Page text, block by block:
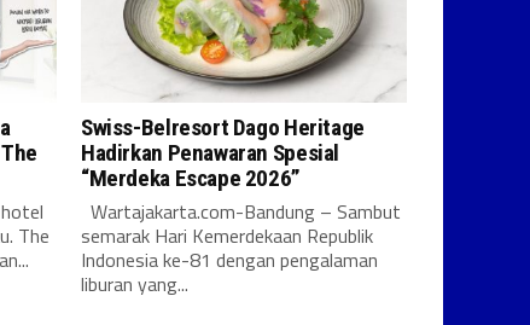
The
Swiss-Belresort Dago Heritage
Hadirkan Penawaran Spesial
“Merdeka Escape 2026”
Wartajakarta.com-Bandung – Sambut
semarak Hari Kemerdekaan Republik
Indonesia ke-81 dengan pengalaman
liburan yang...